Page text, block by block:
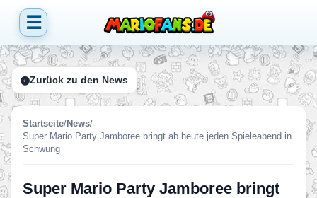
☰
Zurück zu den News
Startseite/News/
Super Mario Party Jamboree bringt ab heute jeden Spieleabend in
Schwung
Super Mario Party Jamboree bringt